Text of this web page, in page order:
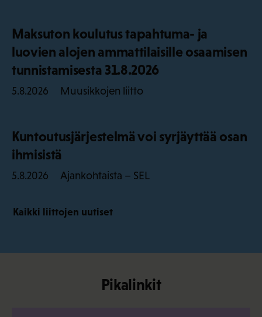
Maksuton koulutus tapahtuma- ja
luovien alojen ammattilaisille osaamisen
tunnistamisesta 31.8.2026
5.8.2026 Muusikkojen liitto
Kuntoutusjärjestelmä voi syrjäyttää osan
ihmisistä
5.8.2026 Ajankohtaista – SEL
Kaikki liittojen uutiset
Pikalinkit